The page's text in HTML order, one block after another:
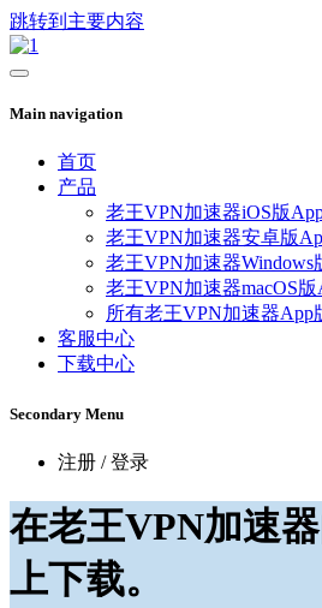
跳转到主要内容
Main navigation
首页
产品
老王VPN加速器iOS版
老王VPN加速器安卓版
老王VPN加速器Windows
老王VPN加速器macOS版
所有老王VPN加速器App
客服中心
下载中心
Secondary Menu
注册 / 登录
在老王VPN加速
上下载。